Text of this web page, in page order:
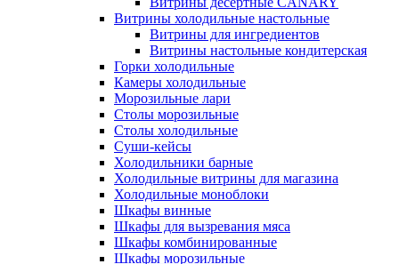
Витрины холодильные настольные
Витрины для ингредиентов
Витрины настольные кондитерская
Горки холодильные
Камеры холодильные
Морозильные лари
Столы морозильные
Столы холодильные
Суши-кейсы
Холодильники барные
Холодильные витрины для магазина
Холодильные моноблоки
Шкафы винные
Шкафы для вызревания мяса
Шкафы комбинированные
Шкафы морозильные